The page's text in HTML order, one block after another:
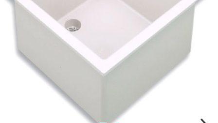
Chiuvete
Mobilier medical
Uscatoare de sticlarie
Ventilatie / Exhaustare
Dulapuri De Laborator/Corpuri
De Stocare
Dulapuri de reactivi
Dulapuri under-bench mobile